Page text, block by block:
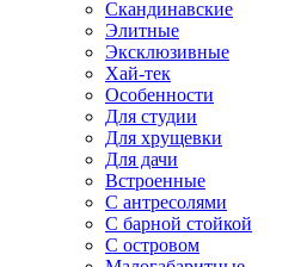
Скандинавские
Элитные
Эксклюзивные
Хай-тек
Особенности
Для студии
Для хрущевки
Для дачи
Встроенные
С антресолями
С барной стойкой
С островом